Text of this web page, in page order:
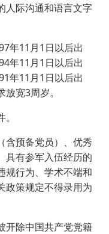
人际沟通和语言文字
年11月1日以后出
年11月1日以后出
年11月1日以后出
宽3周岁。
含预备党员）、优秀
具有参军入伍经历的
规行为、学术不端和
政策规定不得录用为
开除中国共产党党籍